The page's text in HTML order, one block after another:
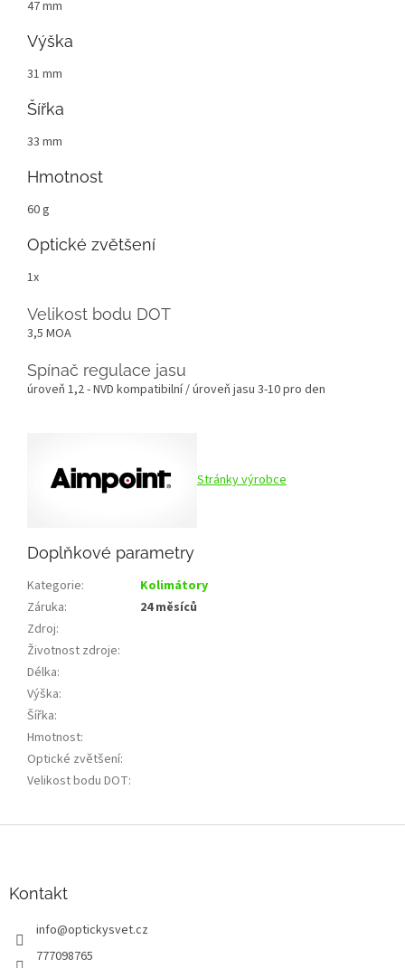
47 mm
Výška
31 mm
Šířka
33 mm
Hmotnost
60 g
Optické zvětšení
1x
Velikost bodu DOT
3,5 MOA
Spínač regulace jasu
úroveň 1,2 - NVD kompatibilní / úroveň jasu 3-10 pro den
Stránky výrobce
Doplňkové parametry
Kategorie:
Kolimátory
Záruka:
24 měsíců
Zdroj:
Životnost zdroje:
Délka:
Výška:
Šířka:
Hmotnost:
Optické zvětšení:
Velikost bodu DOT:
Kontakt
info@optickysvet.cz
777098765